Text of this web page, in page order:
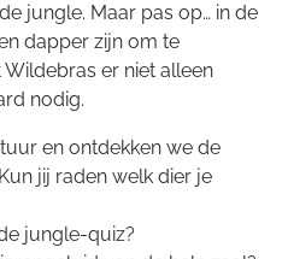
jungle. Maar pas op… in de
dapper zijn om te
er niet alleen
nodig.
en ontdekken we de
jij raden welk dier je
jungle-quiz?